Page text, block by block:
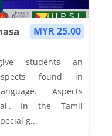
MYR 25.00
students an
found in
Aspects
In the Tamil
g...